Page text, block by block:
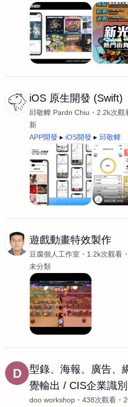
iOS 原生開發 (Swift)
邱敬幃 Pardn Chiu 2.2k次觀
新
APP開發
iOS開發 邱敬幃
遊戲動畫特效製作
豆腐個人工作室 1.2k次觀看
未分類
D
型錄、海報、廣告、
覺輸出 / CIS企業識
書籍、
doo workshop 438次觀看